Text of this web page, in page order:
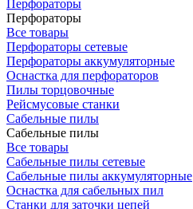
Перфораторы
Перфораторы
Все товары
Перфораторы сетевые
Перфораторы аккумуляторные
Оснастка для перфораторов
Пилы торцовочные
Рейсмусовые станки
Сабельные пилы
Сабельные пилы
Все товары
Сабельные пилы сетевые
Сабельные пилы аккумуляторные
Оснастка для сабельных пил
Станки для заточки цепей